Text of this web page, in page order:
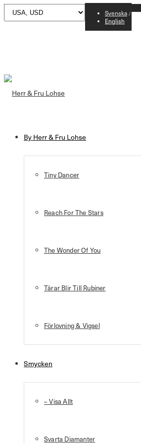
Svenska
English
By Herr & Fru Lohse
Tiny Dancer
Reach For The Stars
The Wonder Of You
Tårar Blir Till Rubiner
Förlovning & Vigsel
Smycken
– Visa Allt
Svarta Diamanter